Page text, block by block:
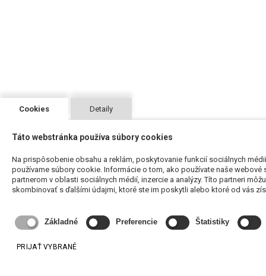
Cookies Detaily
Táto webstránka používa súbory cookies
Na prispôsobenie obsahu a reklám, poskytovanie funkcií sociálnych
používame súbory cookie. Informácie o tom, ako používate naše webové
partnerom v oblasti sociálnych médií, inzercie a analýzy. Títo partneri
skombinovať s ďalšími údajmi, ktoré ste im poskytli alebo ktoré od vás
Základné Preferencie Štatistiky
PRIJAŤ VYBRANÉ